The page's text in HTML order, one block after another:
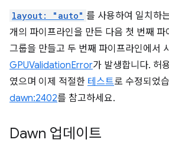
layout: "auto" 를 사용하여 일치하
개의 파이프라인을 만든 다음 첫 번째
그룹을 만들고 두 번째 파이프라인에서
GPUValidationError가 발생합니다. 허
였으며 이제 적절한 테스트로 수정되었
dawn:2402를 참고하세요.
Dawn 업데이트